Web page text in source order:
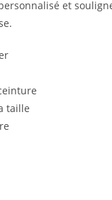
et
taille